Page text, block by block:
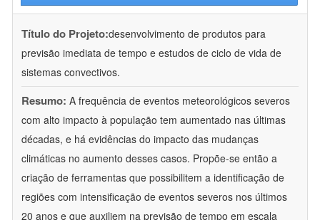
Título do Projeto:desenvolvimento de produtos para
previsão imediata de tempo e estudos de ciclo de vida de
sistemas convectivos.
Resumo: A frequência de eventos meteorológicos severos
com alto impacto à população tem aumentado nas últimas
décadas, e há evidências do impacto das mudanças
climáticas no aumento desses casos. Propõe-se então a
criação de ferramentas que possibilitem a identificação de
regiões com intensificação de eventos severos nos últimos
20 anos e que auxiliem na previsão de tempo em escala